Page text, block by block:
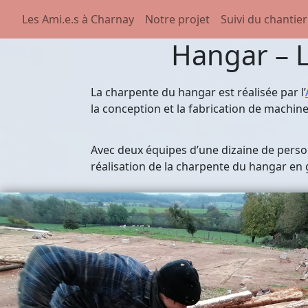
Les Ami.e.s à Charnay Notre projet Suivi du chantier
Hangar –
La charpente du hangar est réalisée par l’
la conception et la fabrication de
Avec deux équipes d’une dizaine de
réalisation de la charpente du hangar